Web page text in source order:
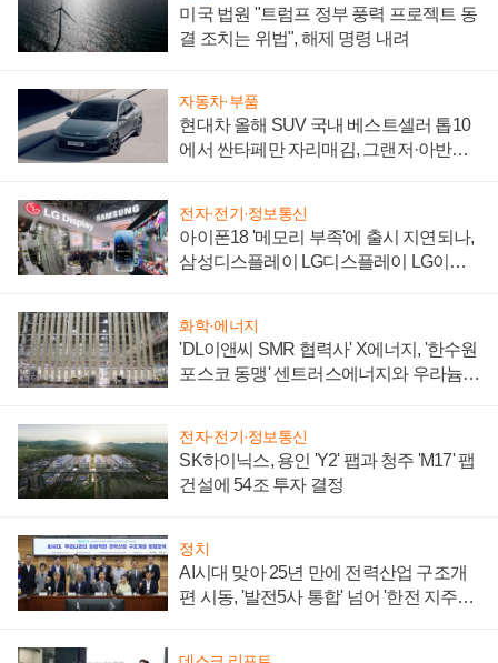
미국 법원 "트럼프 정부 풍력 프로젝트 동
결 조치는 위법", 해제 명령 내려
자동차·부품
현대차 올해 SUV 국내 베스트셀러 톱10
에서 싼타페만 자리매김, 그랜저·아반떼
전자·전기·정보통신
아이폰18 '메모리 부족'에 출시 지연되나,
삼성디스플레이 LG디스플레이 LG이노
화학·에너지
'DL이앤씨 SMR 협력사' X에너지, '한수원
포스코 동맹' 센트러스에너지와 우라늄
전자·전기·정보통신
SK하이닉스, 용인 'Y2' 팹과 청주 'M17' 팹
건설에 54조 투자 결정
정치
AI시대 맞아 25년 만에 전력산업 구조개
편 시동, '발전5사 통합' 넘어 '한전 지주사'